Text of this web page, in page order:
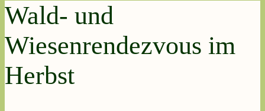
Wald- und
Wiesenrendezvous im
Herbst